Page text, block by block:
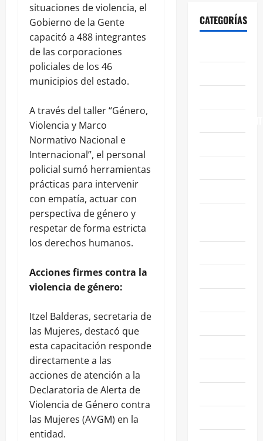
situaciones de violencia, el
Gobierno de la Gente
capacitó a 488 integrantes
de las corporaciones
policiales de los 46
municipios del estado.
A través del taller “Género,
Violencia y Marco
Normativo Nacional e
Internacional”, el personal
policial sumó herramientas
prácticas para intervenir
con empatía, actuar con
perspectiva de género y
respetar de forma estricta
los derechos humanos.
Acciones firmes contra la
violencia de género:
Itzel Balderas, secretaria de
las Mujeres, destacó que
esta capacitación responde
directamente a las
acciones de atención a la
Declaratoria de Alerta de
Violencia de Género contra
las Mujeres (AVGM) en la
entidad.
CATEGORÍAS